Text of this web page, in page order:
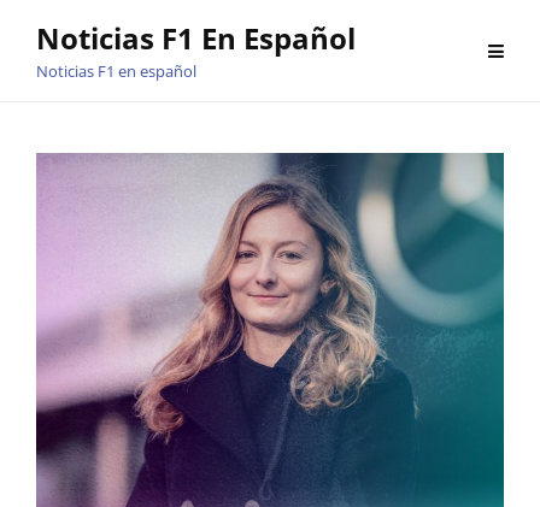
Noticias F1 En Español
Noticias F1 en español